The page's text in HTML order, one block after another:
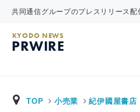
共同通信グループのプレスリリース配
KYODO NEWS
PRWIRE
TOP 小売業 紀伊國屋書店